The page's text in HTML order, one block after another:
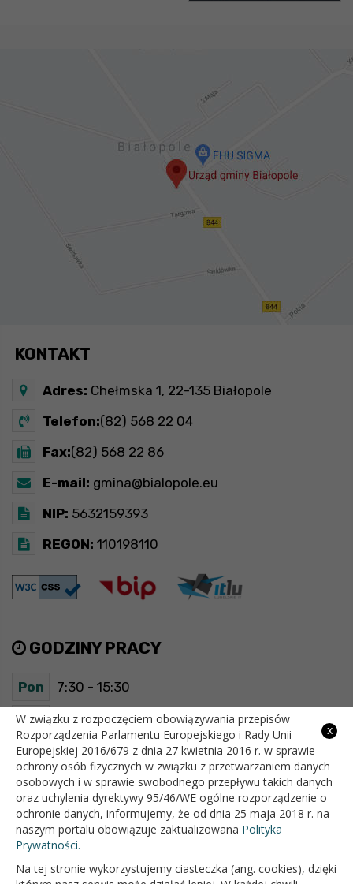
KONTAKT
Adres: Chełmska 1, 22-135 Białopole
Telefon:(82) 568 22 04
Fax:(82) 568 22 86
E-mail: gmina@bialopole.eu
NIP: 5632159393
REGON: 110198110
GODZINY PRACY
Pon 7:30 - 15:30
Wt 7:30 - 15:30
Śr 7:30 - 15:30
Czw 7:30 - 15:30
Pt 7:30 - 15:30
OFICJALNY SERWIS INTERNETOWY GMINY BIAŁOPOLE
x
W związku z rozpoczęciem obowiązywania przepisów
Rozporządzenia Parlamentu Europejskiego i Rady Unii
Europejskiej 2016/679 z dnia 27 kwietnia 2016 r. w sprawie
ochrony osób fizycznych w związku z przetwarzaniem danych
osobowych i w sprawie swobodnego przepływu takich danych
oraz uchylenia dyrektywy 95/46/WE ogólne rozporządzenie o
ochronie danych, informujemy, że od dnia 25 maja 2018 r. na
naszym portalu obowiązuje zaktualizowana Polityka
Prywatności.
Na tej stronie wykorzystujemy ciasteczka (ang. cookies), dzięki